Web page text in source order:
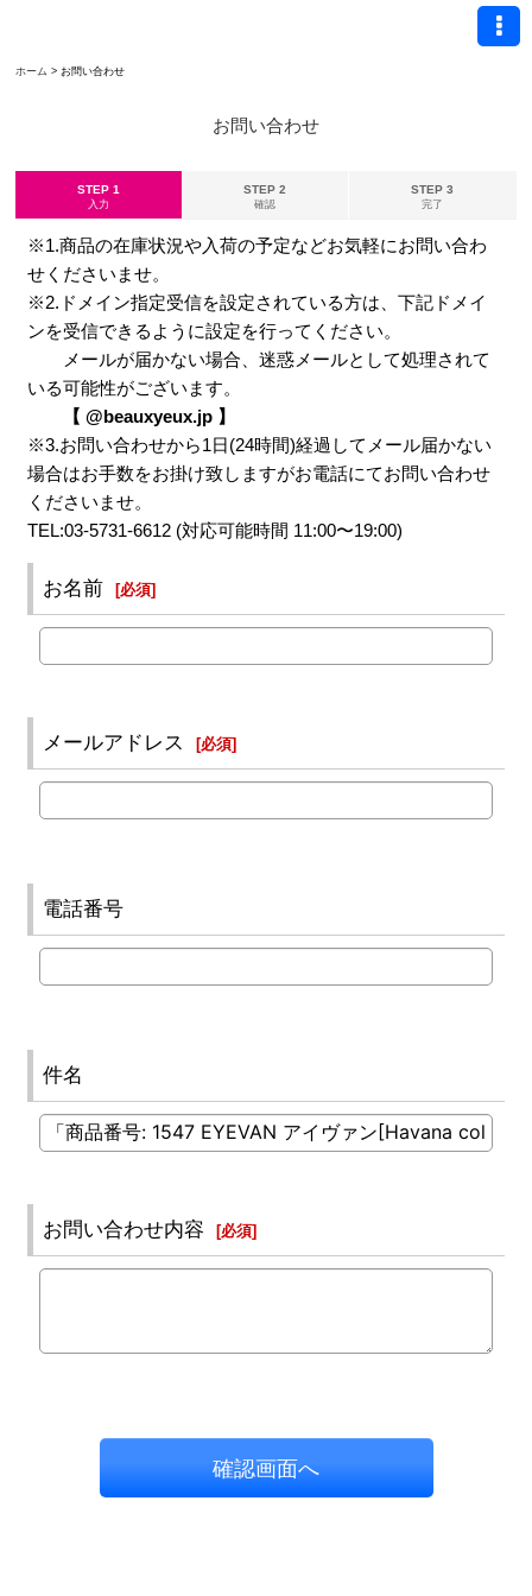
ホーム > お問い合わせ
お問い合わせ
STEP 1
入力
STEP 2
確認
STEP 3
完了
※1.商品の在庫状況や入荷の予定などお気軽にお問い合わ
せくださいませ。
※2.ドメイン指定受信を設定されている方は、下記ドメイ
ンを受信できるように設定を行ってください。
メールが届かない場合、迷惑メールとして処理されて
いる可能性がございます。
【 @beauxyeux.jp 】
※3.お問い合わせから1日(24時間)経過してメール届かない
場合はお手数をお掛け致しますがお電話にてお問い合わせ
くださいませ。
TEL:03-5731-6612 (対応可能時間 11:00〜19:00)
お名前 [必須]
メールアドレス [必須]
電話番号
件名
お問い合わせ内容 [必須]
確認画面へ